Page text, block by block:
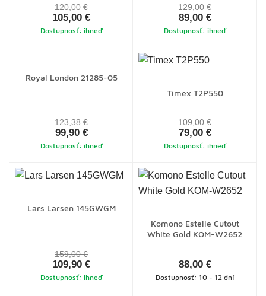
120,00 €
105,00 €
Dostupnosť: ihneď
129,00 €
89,00 €
Dostupnosť: ihneď
Royal London 21285-05
123,38 €
99,90 €
Dostupnosť: ihneď
Timex T2P550
109,00 €
79,00 €
Dostupnosť: ihneď
Lars Larsen 145GWGM
159,00 €
109,90 €
Dostupnosť: ihneď
Komono Estelle Cutout
White Gold KOM-W2652
88,00 €
Dostupnosť: 10 - 12 dní